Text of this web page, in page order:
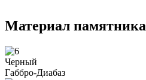
Материал памятника
Черный
Габбро-Диабаз